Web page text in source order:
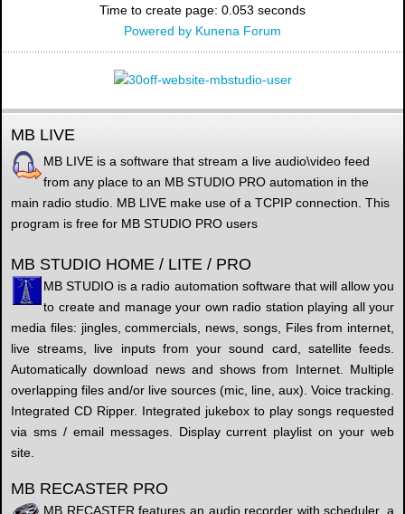
Time to create page: 0.053 seconds
Powered by Kunena Forum
MB LIVE
MB LIVE is a software that stream a live audio\video feed
from any place to an MB STUDIO PRO automation in the
main radio studio. MB LIVE make use of a TCPIP connection. This
program is free for MB STUDIO PRO users
MB STUDIO HOME / LITE / PRO
MB STUDIO is a radio automation software that will allow you
to create and manage your own radio station playing all your
media files: jingles, commercials, news, songs, Files from internet,
live streams, live inputs from your sound card, satellite feeds.
Automatically download news and shows from Internet. Multiple
overlapping files and/or live sources (mic, line, aux). Voice tracking.
Integrated CD Ripper. Integrated jukebox to play songs requested
via sms / email messages. Display current playlist on your web
site.
MB RECASTER PRO
MB RECASTER features an audio recorder with scheduler, a